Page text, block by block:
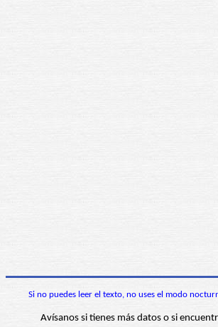
Si no puedes leer el texto, no uses el modo
Avísanos si tienes más datos o si